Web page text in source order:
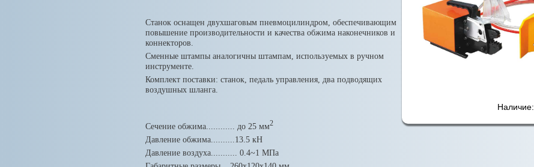
Станок оснащен двухшаговым пневмоцилиндром, обеспечивающим
повышение производительности и качества обжима наконечников и
коннекторов.
Сменные штампы аналогичны штампам, используемых в ручном
инструменте.
Комплект поставки: станок, педаль управления, два подводящих
воздушных шланга.
Сечение обжима............ до 25 мм2
Давление обжима..........13.5 кН
Давление воздуха........... 0.4~1 МПа
Наличие: